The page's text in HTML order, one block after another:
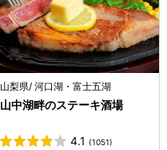
山梨県/ 河口湖・富士五湖
山中湖畔のステーキ酒場
4.1 (1051)